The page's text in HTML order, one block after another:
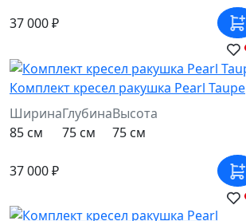
37 000 ₽
Комплект кресел ракушка Pearl Taupe
Ширина
85 см
Глубина
75 см
Высота
75 см
37 000 ₽